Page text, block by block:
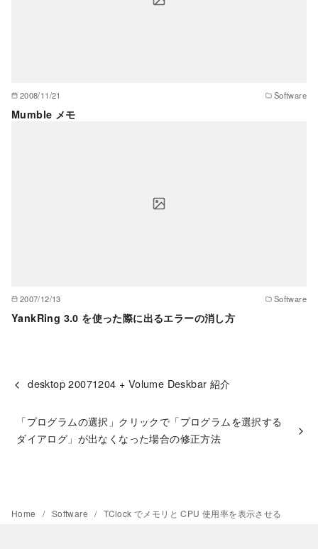
2008/11/21 Software
Mumble メモ
2007/12/13 Software
YankRing 3.0 を使った際に出るエラーの消し方
desktop 20071204 + Volume Deskbar 紹介
「プログラムの選択」クリックで「プログラムを選択する
ダイアログ」が出なくなった場合の修正方法
Home Software TClock でメモリと CPU 使用率を表示させる